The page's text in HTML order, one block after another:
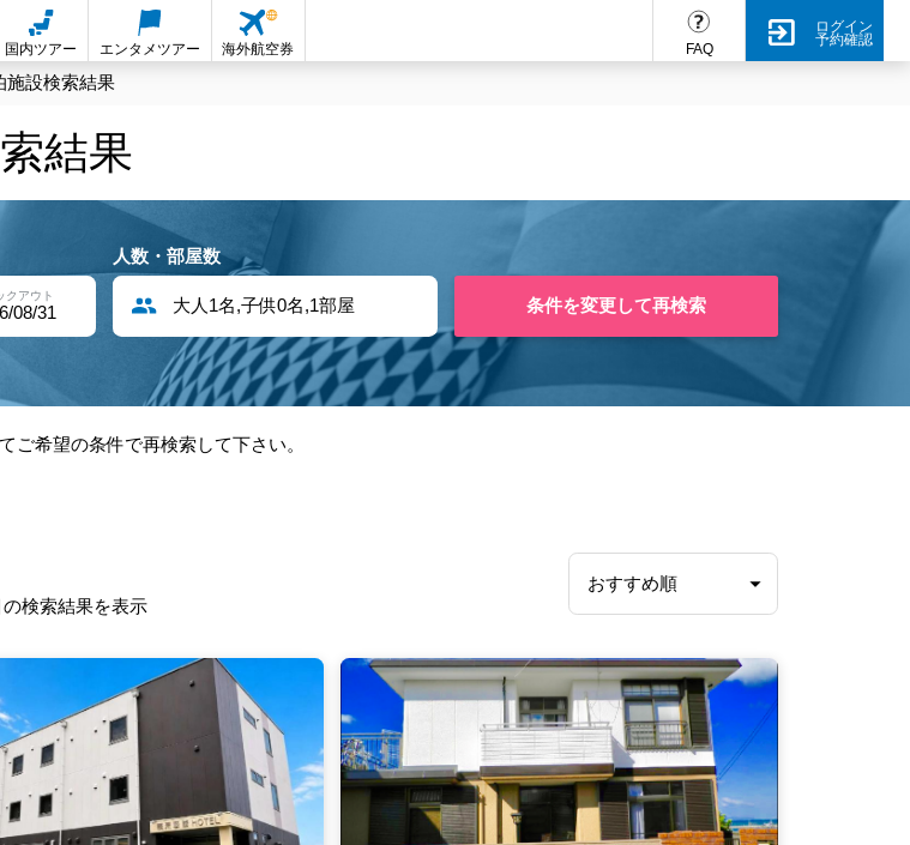
FAQ
ログイン
予約確認
国内ツアー エンタメツアー 海外航空券
施設検索結果
結果
クアウト
08/31
人数・部屋数
大人1名,子供0名,1部屋 条件を変更して再検索
ご希望の条件で再検索して下さい。
検索結果を表示